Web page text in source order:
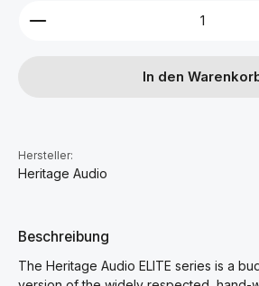
Produkt Anzahl: Gib den
In den
Hersteller:
Heritage Audio
Beschreibung
The Heritage Audio ELITE series is a